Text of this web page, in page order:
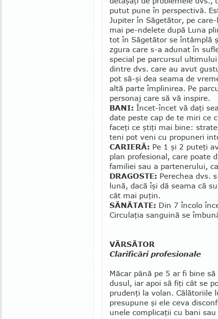
putut pune în perspectivă.
Jupiter în Săgetător, pe
mai pe-ndelete după Luna
tot în Săgetător se întâmplă
zgura care s-a adunat în
special pe parcursul
dintre dvs. care au avut
pot să-şi dea seama de
altă parte împlinirea. Pe
personaj care să vă inspire.
BANI: Încet-încet vă daţi
date peste cap de te miri ce
faceţi ce ştiţi mai bine:
teni pot veni cu propuneri
CARIERĂ: Pe 1 şi 2 puteţi
plan profesional, care poate
familiei sau a partenerului,
DRAGOSTE: Perechea dvs.
lună, dacă îşi dă seama că
cât mai puţin.
SĂNĂTATE: Din 7 încolo
Circulaţia sanguină se
VĂRSĂTOR
Clarificări profesionale
Măcar până pe 5 ar fi bine
du­sul, iar apoi să fiţi cât se
prudenţi la volan. Călătoriile
presupune şi ele ceva
unele complicaţii cu bani